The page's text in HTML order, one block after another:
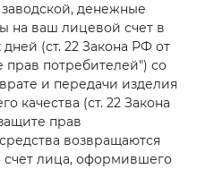
денежные
на ваш лицевой счет в
(ст. 22 Закона РФ от
прав потребителей") со
и передачи изделия
качества (ст. 22 Закона
прав
возвращаются
счет лица, оформившего